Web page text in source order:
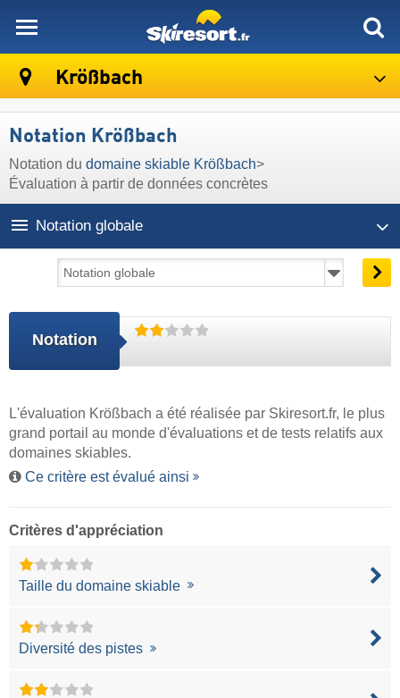
Krößbach
Notation Krößbach
Notation du domaine skiable Krößbach>
Évaluation à partir de données concrètes
Notation globale
Notation
L'évaluation Krößbach a été réalisée par Skiresort.fr, le plus
grand portail au monde d'évaluations et de tests relatifs aux
domaines skiables.
Ce critère est évalué ainsi
Critères d'appréciation
Taille du domaine skiable
Diversité des pistes